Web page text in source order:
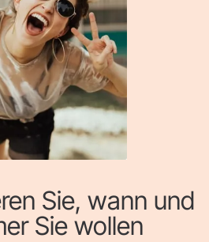
Sie, wann und
Sie wollen